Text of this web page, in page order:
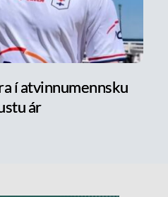
í atvinnumennsku
ár